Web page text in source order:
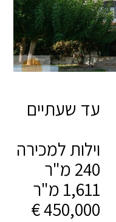
עד שעתיים
וילות למכירה